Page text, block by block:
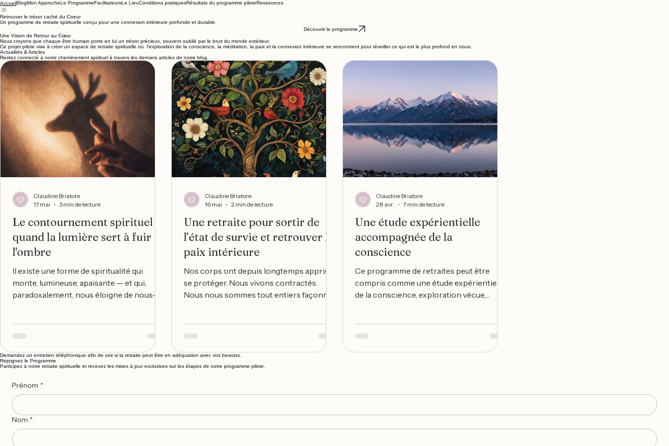
AccueilBlogMon ApprocheLe ProgrammeFacilitateursLe LieuConditions pratiquesRésultats du programme piloteRessources
Retrouver le trésor caché du Coeur
Un programme de retraite spirituelle conçu pour une connexion intérieure profonde et durable.
Découvrir le programme
Une Vision de Retour au Cœur
Nous croyons que chaque être humain porte en lui un trésor précieux, souvent oublié par le bruit du monde extérieur.
Ce projet pilote vise à créer un espace de retraite spirituelle où l'exploration de la conscience, la méditation, la paix et la connexion intérieure se rencontrent pour réveiller ce qui est le plus profond en nous.
Actualités & Articles
Restez connecté à notre cheminement spirituel à travers les derniers articles de notre blog.
Le contournement spirituel :
quand la lumière sert à fuir
l'ombre
Il existe une forme de spiritualité qui
monte, lumineuse, apaisante — et qui,
paradoxalement, nous éloigne de nous-
L'idée est d'autant plus troublante que le
phénomène est très répandu: nous
pouvons utiliser les pratiques spirituelles
non pas pour se transformer, mais au
contraire, pour éviter de ressentir ce qui
fait
Claudine Briatore
17 mai
3 min de lecture
Une retraite pour sortir de
l’état de survie et retrouver la
paix intérieure
Nos corps ont depuis longtemps appris à
se protéger. Nous vivons contractés.
Nous nous sommes tout entiers façonnés
protection : les muscles se sont tendus, la
respiration s’est raccourcie et le cœur, lui,
s’est recouvert de couches invisibles pour
Claudine Briatore
16 mai
2 min de lecture
Une étude expérientielle
accompagnée de la
conscience
Ce programme de retraites peut être
compris comme une étude expérientielle
de la conscience, exploration vécue,
d’observer très concrètement comment
fonctionne notre conscience lorsqu’elle
Claudine Briatore
28 avr.
7 min de lecture
Demandez un entretien téléphonique afin de voir si la retraite peut être en adéquation avec vos besoins.
Rejoignez le Programme
Participez à notre retraite spirituelle et recevez les mises à jour exclusives sur les étapes de notre programme pilote.
Prénom *
Nom *